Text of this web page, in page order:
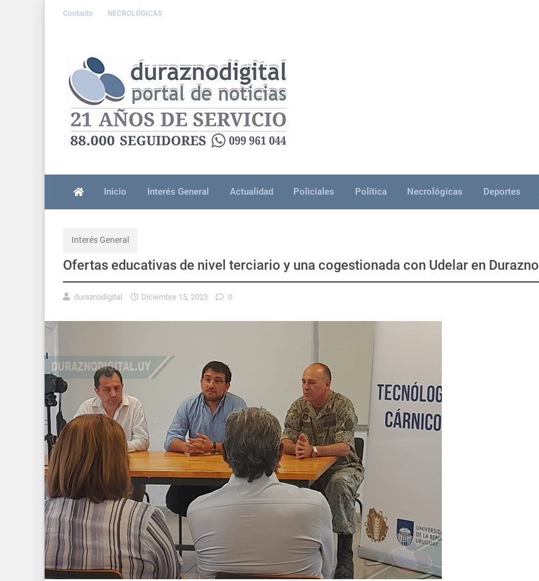
Contacto NECROLÓGICAS
Inicio Interés General Actualidad Policiales Política Necrológicas Deportes
Interés General
Ofertas educativas de nivel terciario y una cogestionada con Udelar en Durazno
duraznodigital Diciembre 15, 2023 0